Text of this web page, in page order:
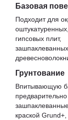
Базовая
Подходит для
гипсовых плит,
Грунтование
Впитывающую
краской